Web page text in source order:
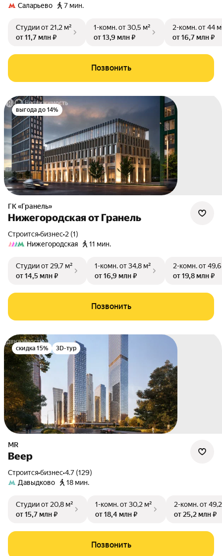
Саларьево
7 мин.
Студииот 21,2 м²
от 11,7 млн ₽
1-комн.от 30,5 м²
от 13,9 млн ₽
2-комн.от 44
от 16,7 млн ₽
Позвонить
выгода до 14%
ГК «Гранель»
Нижегородская от Гранель
Строится•бизнес•2 (1)
Нижегородская
11 мин.
Студииот 29,7 м²
от 14,5 млн ₽
1-комн.от 34,8 м²
от 16,9 млн ₽
2-комн.от
от 19,8 млн ₽
Позвонить
скидка 15% 3D-тур
MR
Веер
Строится•бизнес•4.7 (129)
Давыдково
18 мин.
Студииот 20,8 м²
от 15,7 млн ₽
1-комн.от 30,2 м²
от 18,4 млн ₽
2-комн.от
от 25,2 млн ₽
Позвонить